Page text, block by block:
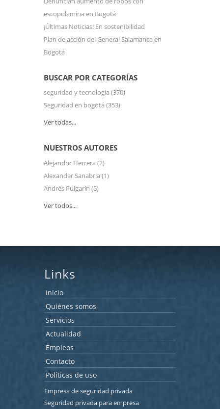
escopolamina en Bogotá
¡Últimas Noticias! En sostenibilidad
Plan de acción del General Salamanca en
Bogotá
BUSCAR POR CATEGORÍAS
seguridad y tecnología (370)
Seguridad en bogotá (353)
Ver todas...
NUESTROS AUTORES
Alejandro Herrera (2)
Alexander Sanabria (1)
Andrés Pulgarín (5)
Ver todos...
Links
Inicio
Quiénes somos
Servicios
Actualidad
Empleos
Contacto
Políticas de uso
Empresa de seguridad privada
Seguridad privada para empresa